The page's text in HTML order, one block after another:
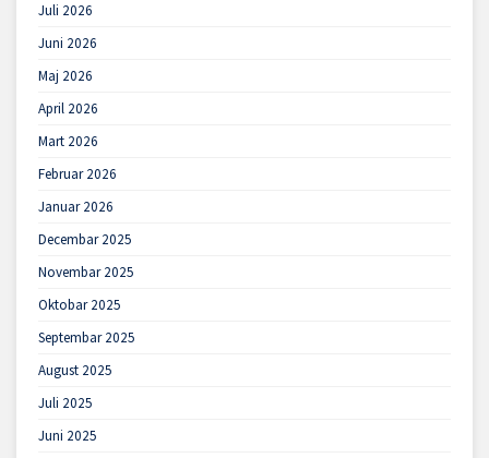
Juli 2026
Juni 2026
Maj 2026
April 2026
Mart 2026
Februar 2026
Januar 2026
Decembar 2025
Novembar 2025
Oktobar 2025
Septembar 2025
August 2025
Juli 2025
Juni 2025